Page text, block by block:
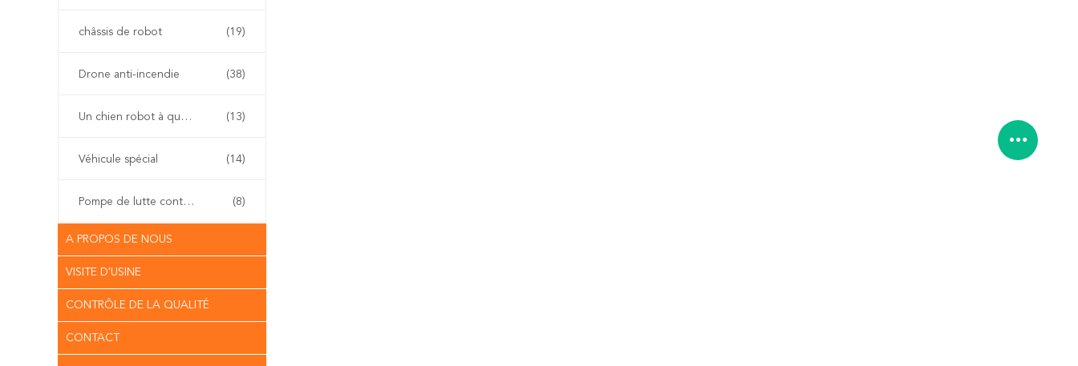
châssis de robot (19)
Drone anti-incendie (38)
Un chien robot à quatre pattes (13)
Véhicule spécial (14)
Pompe de lutte contre l'incendie (8)
A PROPOS DE NOUS
VISITE D'USINE
CONTRÔLE DE LA QUALITÉ
CONTACT